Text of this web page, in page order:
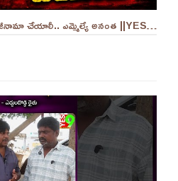
విద్యా శాఖ మంత్రి పదవి లోకేష్ రాజీనామా చేయాలీ.. ఎమ్మెల్యే అనంత ||YES 9TV